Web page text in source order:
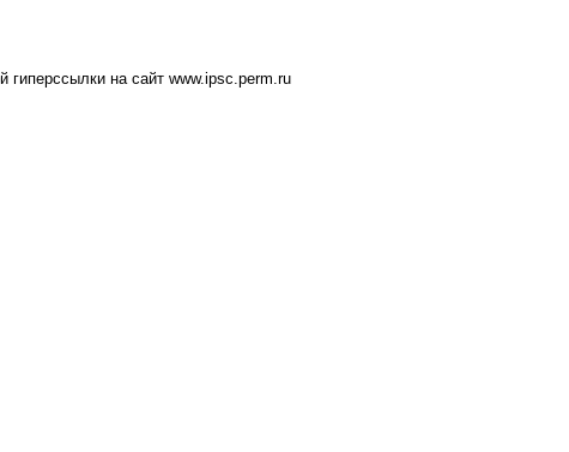
гиперссылки на сайт www.ipsc.perm.ru